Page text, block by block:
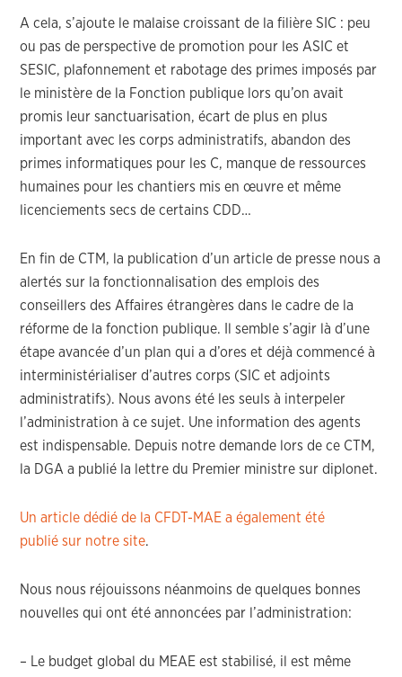
A cela, s’ajoute le malaise croissant de la filière SIC : peu
ou pas de perspective de promotion pour les ASIC et
SESIC, plafonnement et rabotage des primes imposés par
le ministère de la Fonction publique lors qu’on avait
promis leur sanctuarisation, écart de plus en plus
important avec les corps administratifs, abandon des
primes informatiques pour les C, manque de ressources
humaines pour les chantiers mis en œuvre et même
licenciements secs de certains CDD…
En fin de CTM, la publication d’un article de presse nous a
alertés sur la fonctionnalisation des emplois des
conseillers des Affaires étrangères dans le cadre de la
réforme de la fonction publique. Il semble s’agir là d’une
étape avancée d’un plan qui a d’ores et déjà commencé à
interministérialiser d’autres corps (SIC et adjoints
administratifs). Nous avons été les seuls à interpeler
l’administration à ce sujet. Une information des agents
est indispensable. Depuis notre demande lors de ce CTM,
la DGA a publié la lettre du Premier ministre sur diplonet.
Un article dédié de la CFDT-MAE a également été
publié sur notre site.
Nous nous réjouissons néanmoins de quelques bonnes
nouvelles qui ont été annoncées par l’administration:
– Le budget global du MEAE est stabilisé, il est même